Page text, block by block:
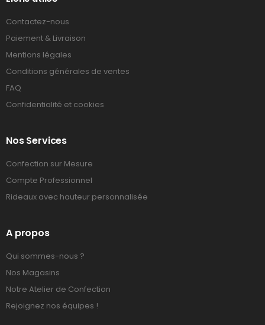
Contactez-nous
Paiement & Livraison
Mentions légales
Conditions générales de ventes
FAQ
Confidentialité et cookies
Nos Services
Confection sur Mesure
Compte Professionnel
Rideaux avec hauteur personnalisée
A propos
Qui sommes-nous ?
Nos Magasins
Notre Atelier de Confection
Rejoignez nos équipes !